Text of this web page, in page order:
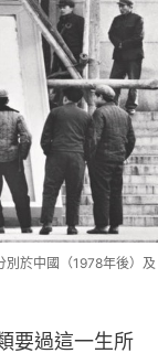
於中國（1978年後）及
要過這一生所